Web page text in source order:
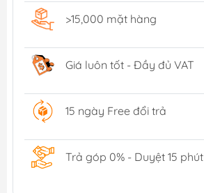
>15,000 mặt hàng
Giá luôn tốt - Đầy đủ VAT
15 ngày Free đổi trả
Trả góp 0% - Duyệt 15 phút